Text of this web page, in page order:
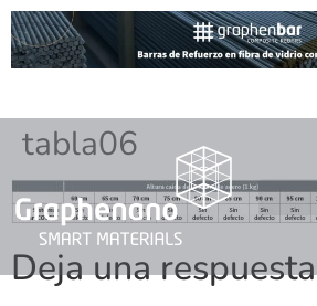
tabla06
Deja una respuesta